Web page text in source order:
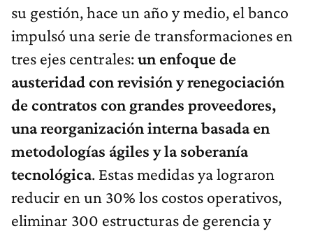
su gestión, hace un año y medio, el banco
impulsó una serie de transformaciones en
tres ejes centrales:un enfoque de
austeridad con revisión y renegociación
de contratos con grandes proveedores,
una reorganización interna basada en
metodologías ágiles y la soberanía
tecnológica. Estas medidas ya lograron
reducir en un 30% los costos operativos,
eliminar 300 estructuras de gerencia y